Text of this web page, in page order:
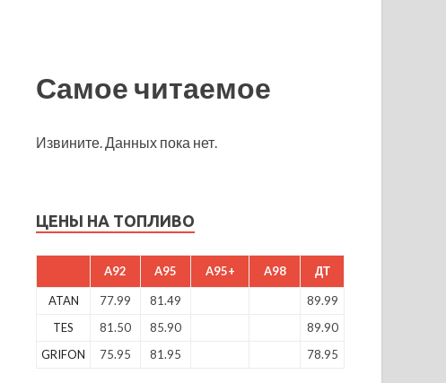
Самое читаемое
Извините. Данных пока нет.
ЦЕНЫ НА ТОПЛИВО
A92 A95 A95+ A98 ДТ
ATAN 77.99 81.49
89.99
TES
81.50 85.90
89.90
GRIFON
75.95 81.95 78.95